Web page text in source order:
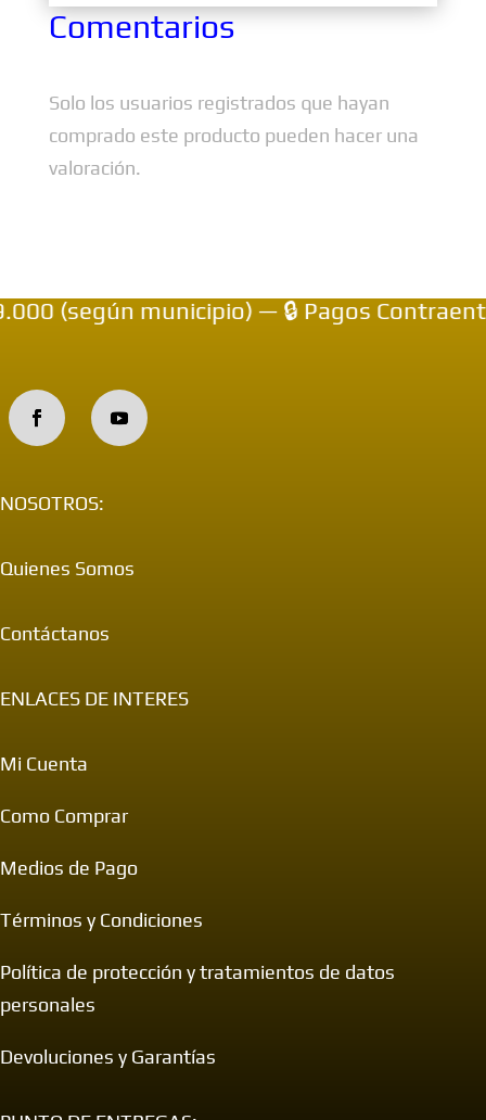
Comentarios
Solo los usuarios registrados que hayan
comprado este producto pueden hacer una
valoración.
(según municipio) — 🔒 Pagos
NOSOTROS:
Quienes Somos
Contáctanos
ENLACES DE INTERES
Mi Cuenta
Como Comprar
Medios de Pago
Términos y Condiciones
Política de protección y tratamientos de datos
personales
Devoluciones y Garantías